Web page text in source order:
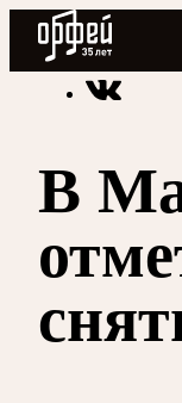
Радио Орфей
Радио
В